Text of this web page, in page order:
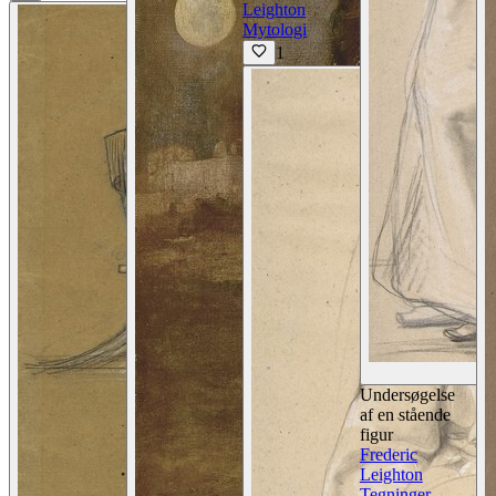
Leighton
Mytologi
1
Undersøgelse
af en stående
figur
Frederic
Leighton